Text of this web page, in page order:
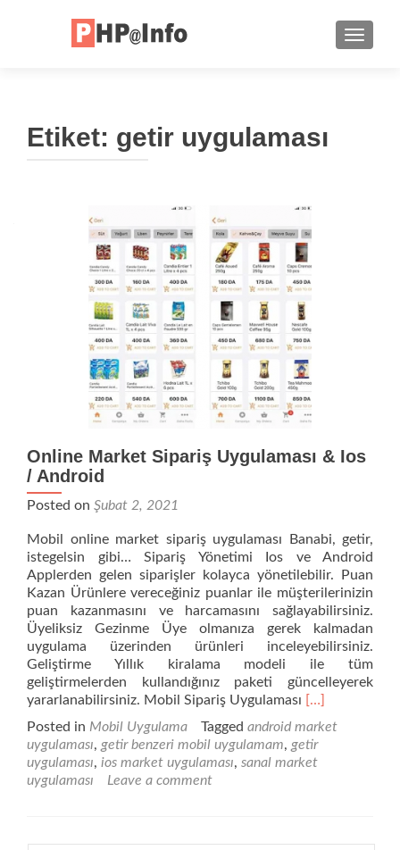
Etiket: getir uygulaması
Online Market Sipariş Uygulaması & Ios
/ Android
Posted on Şubat 2, 2021
Mobil online market sipariş uygulaması Banabi, getir,
istegelsin gibi… Sipariş Yönetimi Ios ve Android
Applerden gelen siparişler kolayca yönetilebilir. Puan
Kazan Ürünlere vereceğiniz puanlar ile müşterilerinizin
puan kazanmasını ve harcamasını sağlayabilirsiniz.
Üyeliksiz Gezinme Üye olmanıza gerek kalmadan
uygulama üzerinden ürünleri inceleyebilirsiniz.
Geliştirme Yıllık kiralama modeli ile tüm
geliştirmelerden kullandığınız paketi güncelleyerek
yararlanabilirsiniz. Mobil Sipariş Uygulaması Read
about
Online
Market
Ios
[…]
Posted in Mobil Uygulama Tagged android market
uygulaması, getir benzeri mobil uygulamam, getir
uygulaması, ios market uygulaması, sanal market
uygulaması
Leave a comment